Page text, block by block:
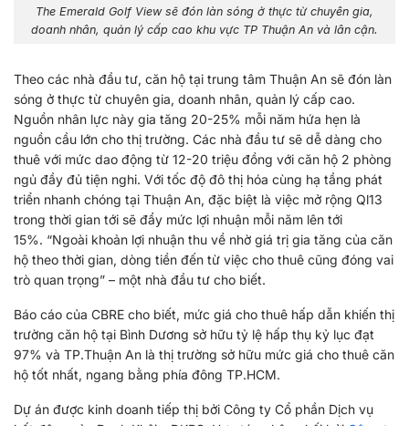
The Emerald Golf View sẽ đón làn sóng ở thực từ chuyên gia,
doanh nhân, quản lý cấp cao khu vực TP Thuận An và lân cận.
Theo các nhà đầu tư, căn hộ tại trung tâm Thuận An sẽ đón làn
sóng ở thực từ chuyên gia, doanh nhân, quản lý cấp cao.
Nguồn nhân lực này gia tăng 20-25% mỗi năm hứa hẹn là
nguồn cầu lớn cho thị trường. Các nhà đầu tư sẽ dễ dàng cho
thuê với mức dao động từ 12-20 triệu đồng với căn hộ 2 phòng
ngủ đầy đủ tiện nghi. Với tốc độ đô thị hóa cùng hạ tầng phát
triển nhanh chóng tại Thuận An, đặc biệt là việc mở rộng Ql13
trong thời gian tới sẽ đẩy mức lợi nhuận mỗi năm lên tới
15%. “Ngoài khoản lợi nhuận thu về nhờ giá trị gia tăng của căn
hộ theo thời gian, dòng tiền đến từ việc cho thuê cũng đóng vai
trò quan trọng” – một nhà đầu tư cho biết.
Báo cáo của CBRE cho biết, mức giá cho thuê hấp dẫn khiến thị
trường căn hộ tại Bình Dương sở hữu tỷ lệ hấp thụ kỷ lục đạt
97% và TP.Thuận An là thị trường sở hữu mức giá cho thuê căn
hộ tốt nhất, ngang bằng phía đông TP.HCM.
Dự án được kinh doanh tiếp thị bởi Công ty Cổ phần Dịch vụ